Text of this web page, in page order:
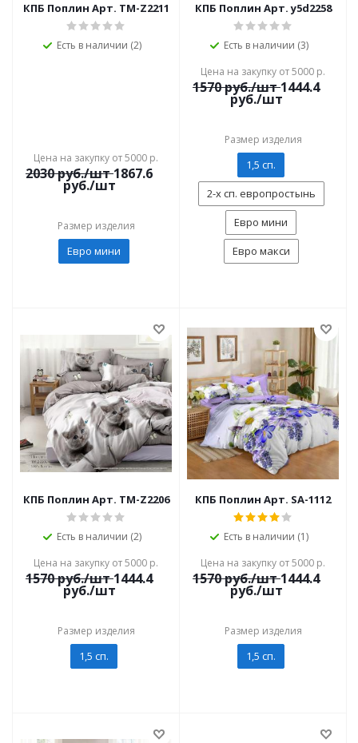
КПБ Поплин Арт. TM-Z2211
Есть в наличии (2)
Цена на закупку от 5000 р.
2030руб./шт 1867.6
руб./шт
Размер изделия
Евро мини
КПБ Поплин Арт. y5d2258
Есть в наличии (3)
Цена на закупку от 5000 р.
1570руб./шт 1444.4
руб./шт
Размер изделия
1,5 сп.
2-х сп. европростынь
Евро мини
Евро макси
КПБ Поплин Арт. TM-Z2206
Есть в наличии (2)
Цена на закупку от 5000 р.
1570руб./шт 1444.4
руб./шт
Размер изделия
1,5 сп.
КПБ Поплин Арт. SA-1112
Есть в наличии (1)
Цена на закупку от 5000 р.
1570руб./шт 1444.4
руб./шт
Размер изделия
1,5 сп.